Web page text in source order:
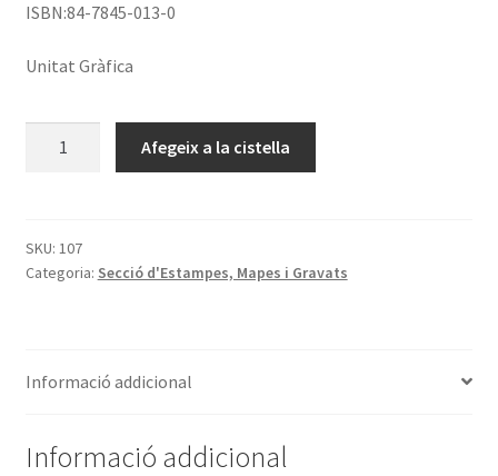
ISBN:84-7845-013-0
Unitat Gràfica
gravador
Afegeix a la cistella
SKU: 107
Categoria: Secció d'Estampes, Mapes i Gravats
Informació addicional
Informació addicional